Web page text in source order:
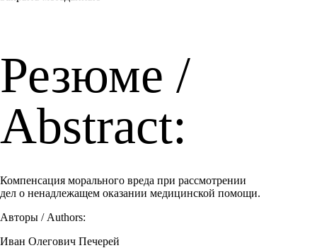
Резюме /
Abstract:
Компенсация морального вреда при рассмотрении
дел о ненадлежащем оказании медицинской помощи.
Авторы / Authors:
Иван Олегович Печерей